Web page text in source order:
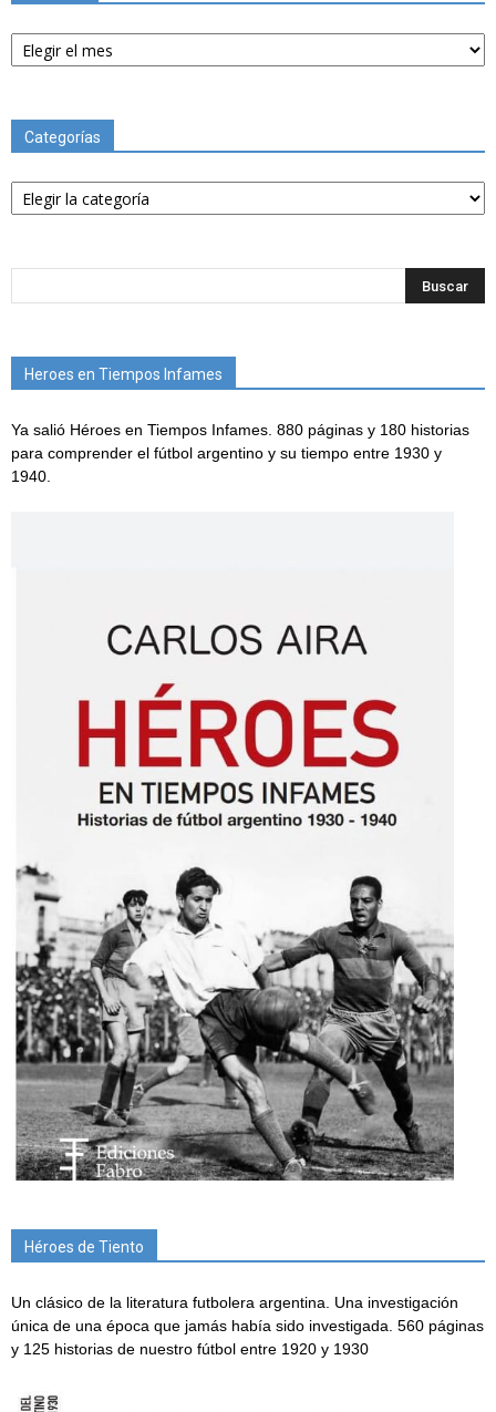
Archivos
Categorías
Categorías
Heroes en Tiempos Infames
Ya salió Héroes en Tiempos Infames. 880 páginas y 180 historias
para comprender el fútbol argentino y su tiempo entre 1930 y
1940.
Héroes de Tiento
Un clásico de la literatura futbolera argentina. Una investigación
única de una época que jamás había sido investigada. 560 páginas
y 125 historias de nuestro fútbol entre 1920 y 1930